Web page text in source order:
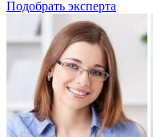
Подобрать эксперта